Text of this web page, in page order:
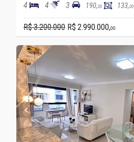
4 4 3 190,00 133,00
R$ 3.200.000 R$ 2.990.000,00